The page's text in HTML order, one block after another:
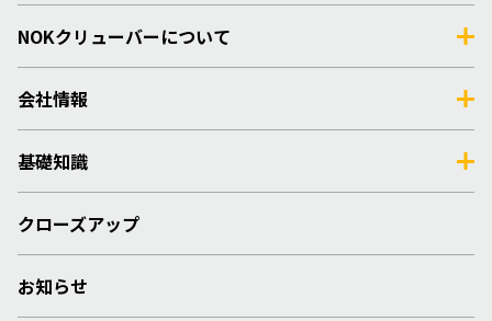
NOKクリューバーについて
会社情報
基礎知識
クローズアップ
お知らせ